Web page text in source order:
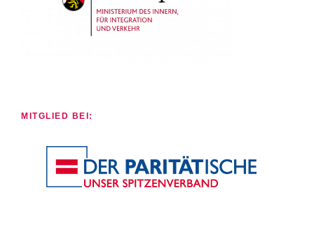
MITGLIED BEI: